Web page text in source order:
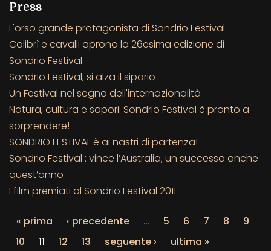
Press
L'orso grande protagonista di Sondrio Festival
Colibrì e cavalli aprono la 26esima edizione di
Sondrio Festival
Sondrio Festival, si alza il sipario
Un Festival nel segno dell'internazionalità
Natura, cultura e sapori: Sondrio Festival è pronto a
sorprendere!
SONDRIO FESTIVAL è ai nastri di partenza!
Sondrio Festival : vince l’Australia, un successo anche
quest’anno
I film premiati al Sondrio Festival 2011
« prima ‹ precedente … 5 6 7 8
9
10
11 12 13 seguente › ultima »